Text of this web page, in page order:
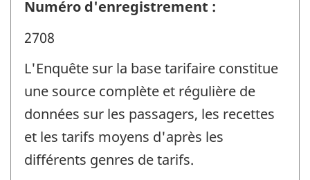
Numéro d'enregistrement :
2708
L'Enquête sur la base tarifaire constitue
une source complète et régulière de
données sur les passagers, les recettes
et les tarifs moyens d'après les
différents genres de tarifs.